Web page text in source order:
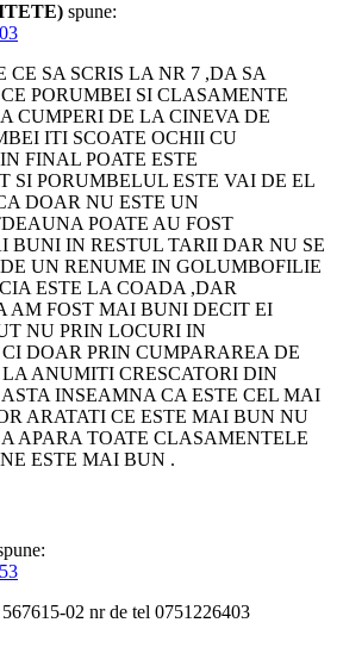
spune:
CE SA SCRIS LA NR 7 ,DA SA
PORUMBEI SI CLASAMENTE
CUMPERI DE LA CINEVA DE
ITI SCOATE OCHII CU
FINAL POATE ESTE
SI PORUMBELUL ESTE VAI DE EL
DOAR NU ESTE UN
POATE AU FOST
BUNI IN RESTUL TARII DAR NU SE
UN RENUME IN GOLUMBOFILIE
ESTE LA COADA ,DAR
AM FOST MAI BUNI DECIT EI
NU PRIN LOCURI IN
DOAR PRIN CUMPARAREA DE
ANUMITI CRESCATORI DIN
INSEAMNA CA ESTE CEL MAI
ARATATI CE ESTE MAI BUN NU
APARA TOATE CLASAMENTELE
ESTE MAI BUN .
02 nr de tel 0751226403